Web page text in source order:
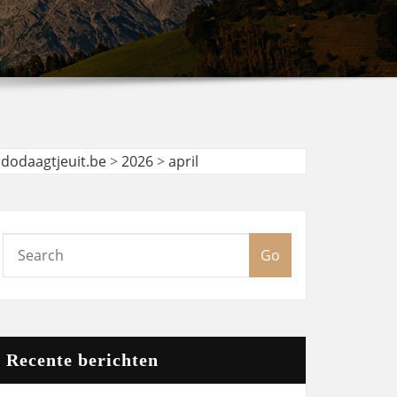
>2026>april
Go
Recente berichten